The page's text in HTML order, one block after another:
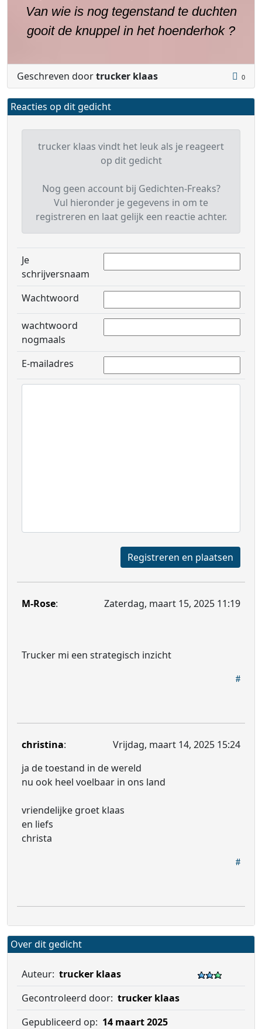
Van wie is nog tegenstand te duchten
gooit de knuppel in het hoenderhok ?
Geschreven doortrucker klaas 0
Reacties op dit gedicht
trucker klaas vindt het leuk als je reageert
op dit gedicht
Nog geen account bij Gedichten-Freaks?
Vul hieronder je gegevens in om te
registreren en laat gelijk een reactie achter.
Je
schrijversnaam
Wachtwoord
wachtwoord
nogmaals
E-mailadres
Registreren en plaatsen
M-Rose: Zaterdag, maart 15, 2025 11:19
Trucker mi een strategisch inzicht
christina:
Vrijdag, maart 14, 2025 15:24
ja de toestand in de wereld
nu ook heel voelbaar in ons land
vriendelijke groet klaas
en liefs
christa
Over dit gedicht
Auteur: trucker klaas
Gecontroleerd door: trucker klaas
Gepubliceerd op: 14 maart 2025